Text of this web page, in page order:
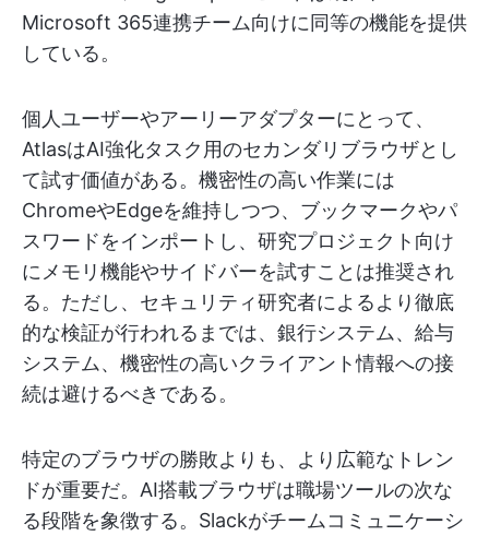
Microsoft 365連携チーム向けに同等の機能を提供
している。
個人ユーザーやアーリーアダプターにとって、
AtlasはAI強化タスク用のセカンダリブラウザとし
て試す価値がある。機密性の高い作業には
ChromeやEdgeを維持しつつ、ブックマークやパ
スワードをインポートし、研究プロジェクト向け
にメモリ機能やサイドバーを試すことは推奨され
る。ただし、セキュリティ研究者によるより徹底
的な検証が行われるまでは、銀行システム、給与
システム、機密性の高いクライアント情報への接
続は避けるべきである。
特定のブラウザの勝敗よりも、より広範なトレン
ドが重要だ。AI搭載ブラウザは職場ツールの次な
る段階を象徴する。Slackがチームコミュニケーシ